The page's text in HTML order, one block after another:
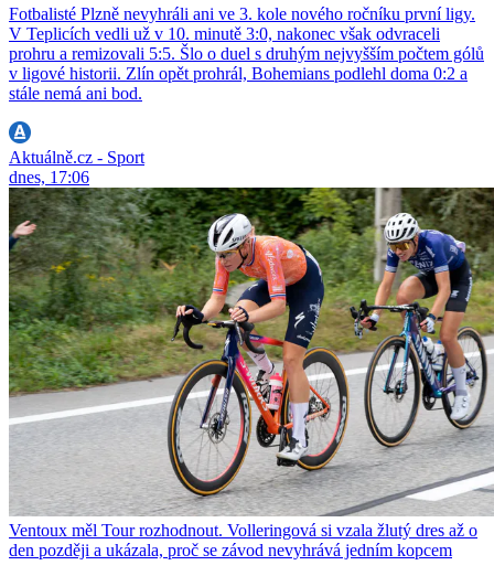
Fotbalisté Plzně nevyhráli ani ve 3. kole nového ročníku první ligy.
V Teplicích vedli už v 10. minutě 3:0, nakonec však odvraceli
prohru a remizovali 5:5. Šlo o duel s druhým nejvyšším počtem gólů
v ligové historii. Zlín opět prohrál, Bohemians podlehl doma 0:2 a
stále nemá ani bod.
Aktuálně.cz - Sport
dnes, 17:06
Ventoux měl Tour rozhodnout. Volleringová si vzala žlutý dres až o
den později a ukázala, proč se závod nevyhrává jedním kopcem